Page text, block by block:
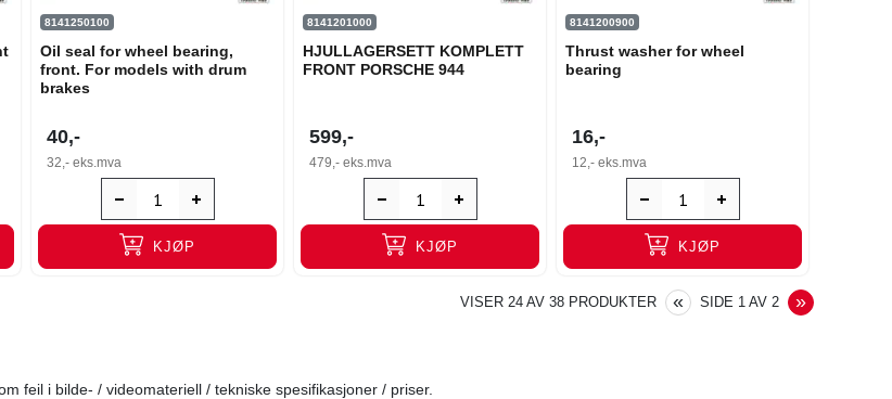
8141250100
Oil seal for wheel bearing,
front. For models with drum
brakes
40,-
32,- eks.mva
KJØP
8141201000
HJULLAGERSETT KOMPLETT
FRONT PORSCHE 944
599,-
479,- eks.mva
KJØP
8141200900
Thrust washer for wheel
bearing
16,-
12,- eks.mva
KJØP
VISER 24 AV 38 PRODUKTER «PREVIOUS
SIDE 1 AV 2 »NEXT
feil i bilde- / videomateriell / tekniske spesifikasjoner / priser.